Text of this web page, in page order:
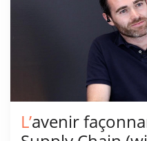
L’avenir façonnant le passé en